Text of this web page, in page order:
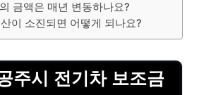
금액은 매년 변동하나요?
이 소진되면 어떻게 되나요?
주시 전기차 보조금